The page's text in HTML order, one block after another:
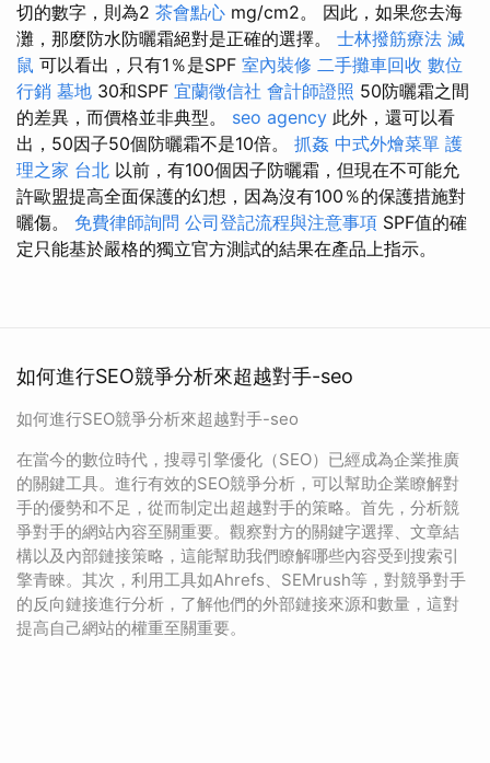
切的數字，則為2 茶會點心 mg/cm2。 因此，如果您去海
灘，那麼防水防曬霜絕對是正確的選擇。 士林撥筋療法 滅
鼠 可以看出，只有1％是SPF 室內裝修 二手攤車回收 數位
行銷 墓地 30和SPF 宜蘭徵信社 會計師證照 50防曬霜之間
的差異，而價格並非典型。 seo agency 此外，還可以看
出，50因子50個防曬霜不是10倍。 抓姦 中式外燴菜單 護
理之家 台北 以前，有100個因子防曬霜，但現在不可能允
許歐盟提高全面保護的幻想，因為沒有100％的保護措施對
曬傷。 免費律師詢問 公司登記流程與注意事項 SPF值的確
定只能基於嚴格的獨立官方測試的結果在產品上指示。
如何進行SEO競爭分析來超越對手-seo
如何進行SEO競爭分析來超越對手-seo
在當今的數位時代，搜尋引擎優化（SEO）已經成為企業推廣
的關鍵工具。進行有效的SEO競爭分析，可以幫助企業瞭解對
手的優勢和不足，從而制定出超越對手的策略。首先，分析競
爭對手的網站內容至關重要。觀察對方的關鍵字選擇、文章結
構以及內部鏈接策略，這能幫助我們瞭解哪些內容受到搜索引
擎青睞。其次，利用工具如Ahrefs、SEMrush等，對競爭對手
的反向鏈接進行分析，了解他們的外部鏈接來源和數量，這對
提高自己網站的權重至關重要。